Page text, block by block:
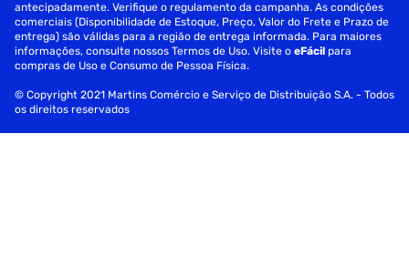
antecipadamente. Verifique o regulamento da campanha. As condições
comerciais (Disponibilidade de Estoque, Preço, Valor do Frete e Prazo de
entrega) são válidas para a região de entrega informada. Para maiores
informações, consulte nossos Termos de Uso. Visite oeFácil para
compras de Uso e Consumo de Pessoa Física.
© Copyright 2021 Martins Comércio e Serviço de Distribuição S.A. - Todos
os direitos reservados